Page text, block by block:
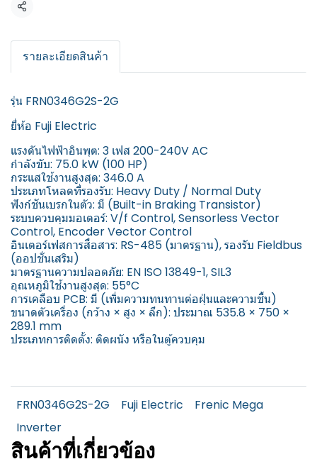
แชร์
รายละเอียดสินค้า
รุ่น FRN0346G2S-2G
ยี่ห้อ Fuji Electric
แรงดันไฟฟ้าอินพุต: 3 เฟส 200-240V AC
กำลังขับ: 75.0 kW (100 HP)
กระแสใช้งานสูงสุด: 346.0 A
ประเภทโหลดที่รองรับ: Heavy Duty / Normal Duty
ฟังก์ชันเบรกในตัว: มี (Built-in Braking Transistor)
ระบบควบคุมมอเตอร์: V/f Control, Sensorless Vector
Control, Encoder Vector Control
อินเตอร์เฟสการสื่อสาร: RS-485 (มาตรฐาน), รองรับ Fieldbus
(ออปชั่นเสริม)
มาตรฐานความปลอดภัย: EN ISO 13849-1, SIL3
อุณหภูมิใช้งานสูงสุด: 55°C
การเคลือบ PCB: มี (เพิ่มความทนทานต่อฝุ่นและความชื้น)
ขนาดตัวเครื่อง (กว้าง × สูง × ลึก): ประมาณ 535.8 × 750 ×
289.1 mm
ประเภทการติดตั้ง: ติดผนัง หรือในตู้ควบคุม
FRN0346G2S-2G Fuji Electric
Frenic Mega
Inverter
สินค้าที่เกี่ยวข้อง